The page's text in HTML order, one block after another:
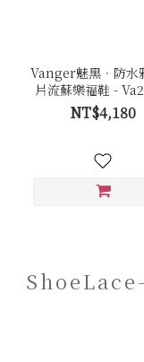
Vanger魅黑．防水
片流蘇樂福鞋 -
水黑
NT$4,180